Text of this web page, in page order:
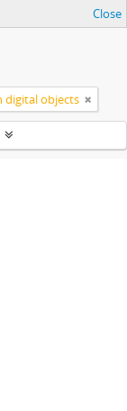
Close
digital objects